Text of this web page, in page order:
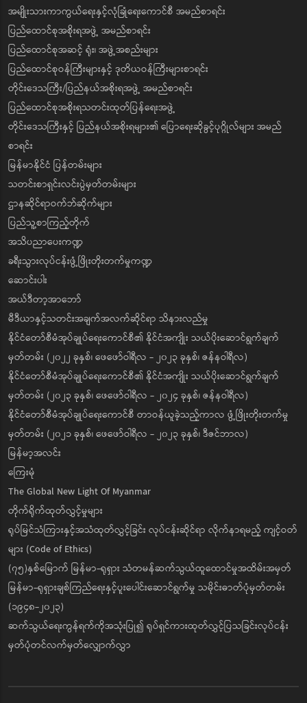
အမျိုးသားကာကွယ်ရေးနှင့်လုံခြုံရေးကောင်စီ အမည်စာရင်း
ပြည်ထောင်စုအစိုးရအဖွဲ့ အမည်စာရင်း
ပြည်ထောင်စုအဆင့် ရုံး၊ အဖွဲ့အစည်းများ
ပြည်ထောင်စုဝန်ကြီးများနှင့် ဒုတိယဝန်ကြီးများစာရင်း
တိုင်းဒေသကြီး/ပြည်နယ်အစိုးရအဖွဲ့ အမည်စာရင်း
ပြည်ထောင်စုအစိုးရသတင်းထုတ်ပြန်ရေးအဖွဲ့
တိုင်းဒေသကြီးနှင့် ပြည်နယ်အစိုးရများ၏ ပြောရေးဆိုခွင့်ပုဂ္ဂိုလ်များ အမည်
စာရင်း
မြန်မာနိုင်ငံ ပြန်တမ်းများ
သတင်းစာရှင်းလင်းပွဲမှတ်တမ်းများ
ဌာနဆိုင်ရာဝက်ဘ်ဆိုက်များ
ပြည်သူ့စာကြည့်တိုက်
အသိပညာပေးကဏ္ဍ
ခရီးသွားလုပ်ငန်းဖွံ့ဖြိုးတိုးတက်မှုကဏ္ဍ
ဆောင်းပါး
အယ်ဒီတာ့အာဘော်
မီဒီယာနှင့်သတင်းအချက်အလက်ဆိုင်ရာ သိနားလည်မှု
နိုင်ငံတော်စီမံအုပ်ချုပ်ရေးကောင်စီ၏ နိုင်ငံအကျိုး သယ်ပိုးဆောင်ရွက်ချက်
မှတ်တမ်း (၂၀၂၂ ခုနှစ်၊ ဖေဖော်ဝါရီလ - ၂၀၂၃ ခုနှစ်၊ ဇန်နဝါရီလ)
နိုင်ငံတော်စီမံအုပ်ချုပ်ရေးကောင်စီ၏ နိုင်ငံအကျိုး သယ်ပိုးဆောင်ရွက်ချက်
မှတ်တမ်း (၂၀၂၃ ခုနှစ်၊ ဖေဖော်ဝါရီလ - ၂၀၂၄ ခုနှစ်၊ ဇန်နဝါရီလ)
နိုင်ငံတော်စီမံအုပ်ချုပ်ရေးကောင်စီ တာဝန်ယူခဲ့သည့်ကာလ ဖွံ့ဖြိုးတိုးတက်မှု
မှတ်တမ်း (၂၀၂၁ ခုနှစ်၊ ဖေဖော်ဝါရီလ - ၂၀၂၃ ခုနှစ်၊ ဒီဇင်ဘာလ)
မြန်မာ့အလင်း
ကြေးမုံ
The Global New Light Of Myanmar
တိုက်ရိုက်ထုတ်လွှင့်မှုများ
ရုပ်မြင်သံကြားနှင့်အသံထုတ်လွှင့်ခြင်း လုပ်ငန်းဆိုင်ရာ လိုက်နာရမည့် ကျင့်ဝတ်
များ (Code of Ethics)
(၇၅)နှစ်မြောက် မြန်မာ-ရုရှား သံတမန်ဆက်သွယ်ထူထောင်မှုအထိမ်းအမှတ်
မြန်မာ-ရုရှားချစ်ကြည်ရေးနှင့်ပူးပေါင်းဆောင်ရွက်မှု သမိုင်းဓာတ်ပုံမှတ်တမ်း
(၁၉၄၈-၂၀၂၃)
ဆက်သွယ်ရေးကွန်ရက်ကိုအသုံးပြု၍ ရုပ်ရှင်ကားထုတ်လွှင့်ပြသခြင်းလုပ်ငန်း
မှတ်ပုံတင်လက်မှတ်လျှောက်လွှာ